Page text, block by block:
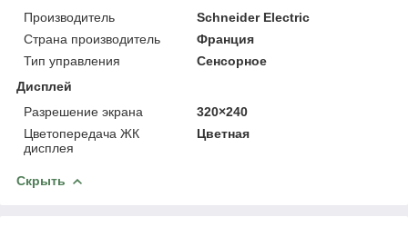
Производитель
Schneider Electric
Страна производитель
Франция
Тип управления
Сенсорное
Дисплей
Разрешение экрана
320×240
Цветопередача ЖК
дисплея
Цветная
Скрыть